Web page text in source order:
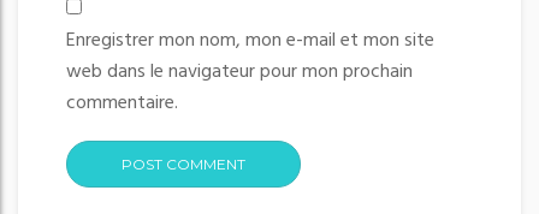
Enregistrer mon nom, mon e-mail et mon site
web dans le navigateur pour mon prochain
commentaire.